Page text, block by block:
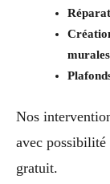
murales
Nos
avec possibilité
gratuit.